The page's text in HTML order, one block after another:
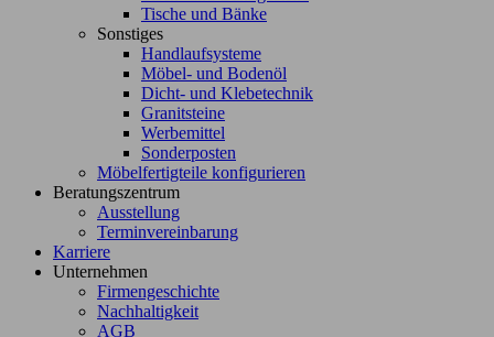
Tische und Bänke
Sonstiges
Handlaufsysteme
Möbel- und Bodenöl
Dicht- und Klebetechnik
Granitsteine
Werbemittel
Sonderposten
Möbelfertigteile konfigurieren
Beratungszentrum
Ausstellung
Terminvereinbarung
Karriere
Unternehmen
Firmengeschichte
Nachhaltigkeit
AGB